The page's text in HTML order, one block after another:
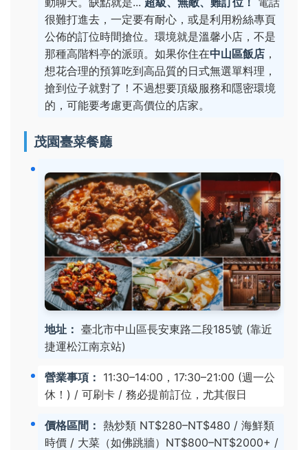
很難打進去，一定要有耐心，或是利用粉絲專頁
公佈的訂位時間搶位。環境就是溫馨小店，不是
那種高階料亭的派頭。如果你住在中山區飯店 ，
想花合理的預算吃到高品質的日式無選單料理，
搶到位子就對了！不過想要頂級服務和隱密環境
的，可能要考慮更高價位的店家。
茂園臺菜餐廳
地址： 臺北市中山區長安東路二段185號 (靠近
捷運松江南京站)
營業事項： 11:30–14:00，17:30–21:00 (週一公
休！) / 可刷卡 / 務必提前訂位，尤其假日
價格區間： 熱炒類 NT$280–NT$480 / 海鮮類
時價 / 大菜（如佛跳牆）NT$800–NT$2000+ /